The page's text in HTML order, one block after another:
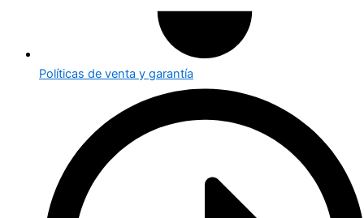
Políticas de venta y garantía